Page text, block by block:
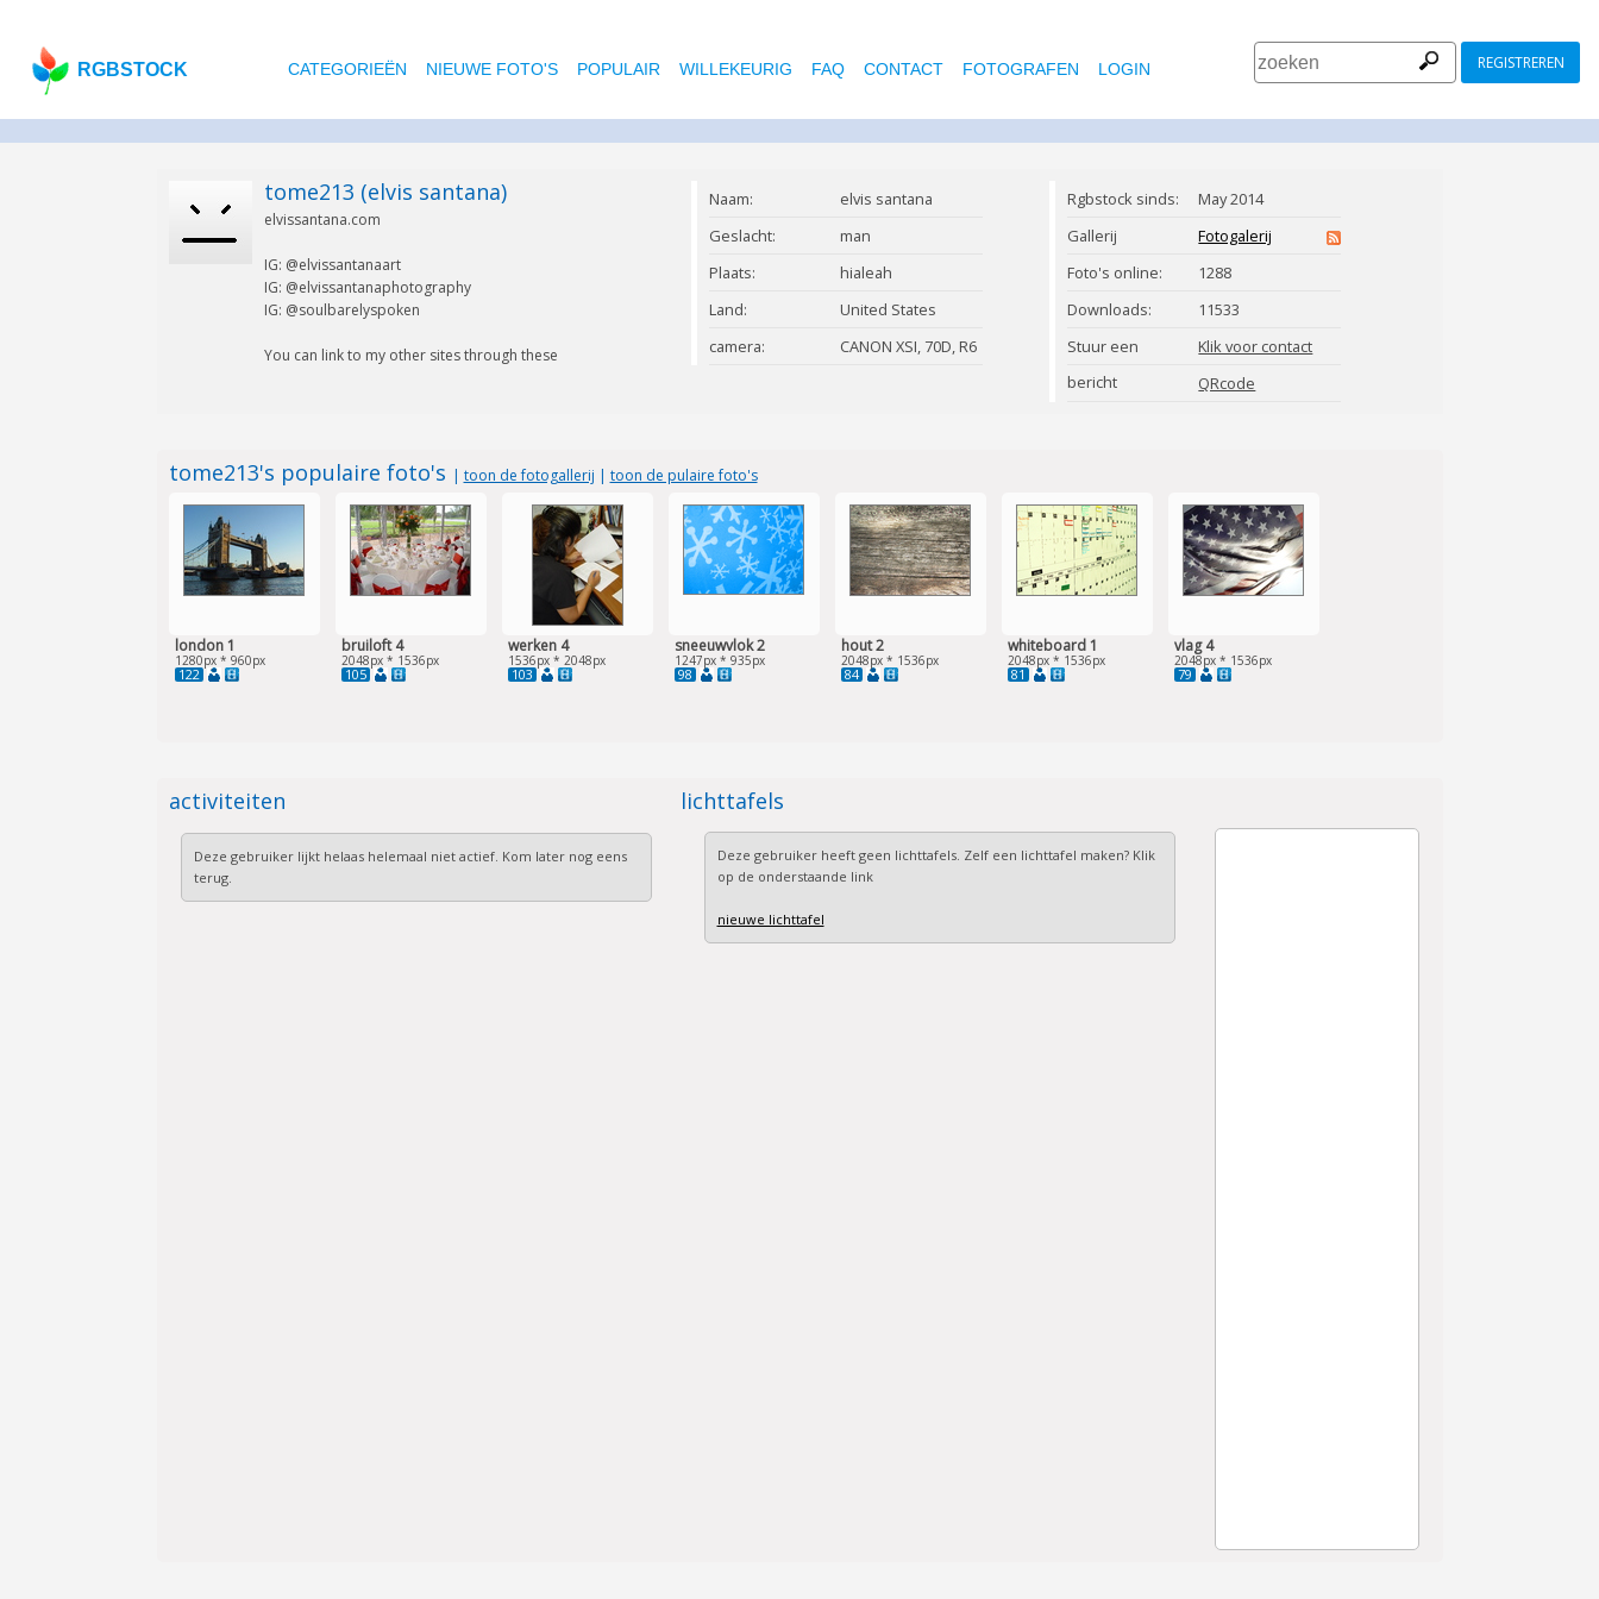
RGBSTOCK CATEGORIEËN NIEUWE FOTO'S POPULAIR WILLEKEURIG FAQ CONTACT FOTOGRAFEN LOGIN REGISTREREN
tome213 (elvis santana)
elvissantana.com
IG: @elvissantanaart
IG: @elvissantanaphotography
IG: @soulbarelyspoken
You can link to my other sites through these
Naam:
elvis santana
Geslacht:
man
Plaats:
hialeah
Land:
United States
camera:
CANON XSI, 70D, R6
Rgbstock sinds:
May 2014
Gallerij
Fotogalerij
Foto's online:
1288
Downloads:
11533
Stuur een
bericht
Klik voor contact
tome213
QRcode
tome213's populaire foto's | toon de fotogallerij | toon de pulaire foto's
london 1
1280px * 960px
122
bruiloft 4
2048px * 1536px
105
werken 4
1536px * 2048px
103
sneeuwvlok 2
1247px * 935px
98
hout 2
2048px * 1536px
84
whiteboard 1
2048px * 1536px
81
vlag 4
2048px * 1536px
79
activiteiten
Deze gebruiker lijkt helaas helemaal niet actief. Kom later nog eens
terug.
lichttafels
Deze gebruiker heeft geen lichttafels. Zelf een lichttafel maken? Klik
op de onderstaande link
nieuwe lichttafel